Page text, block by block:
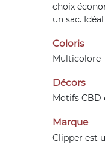
choix
un sac.
Coloris
Multicolore
Décors
Motifs CBD
Marque
Clipper est